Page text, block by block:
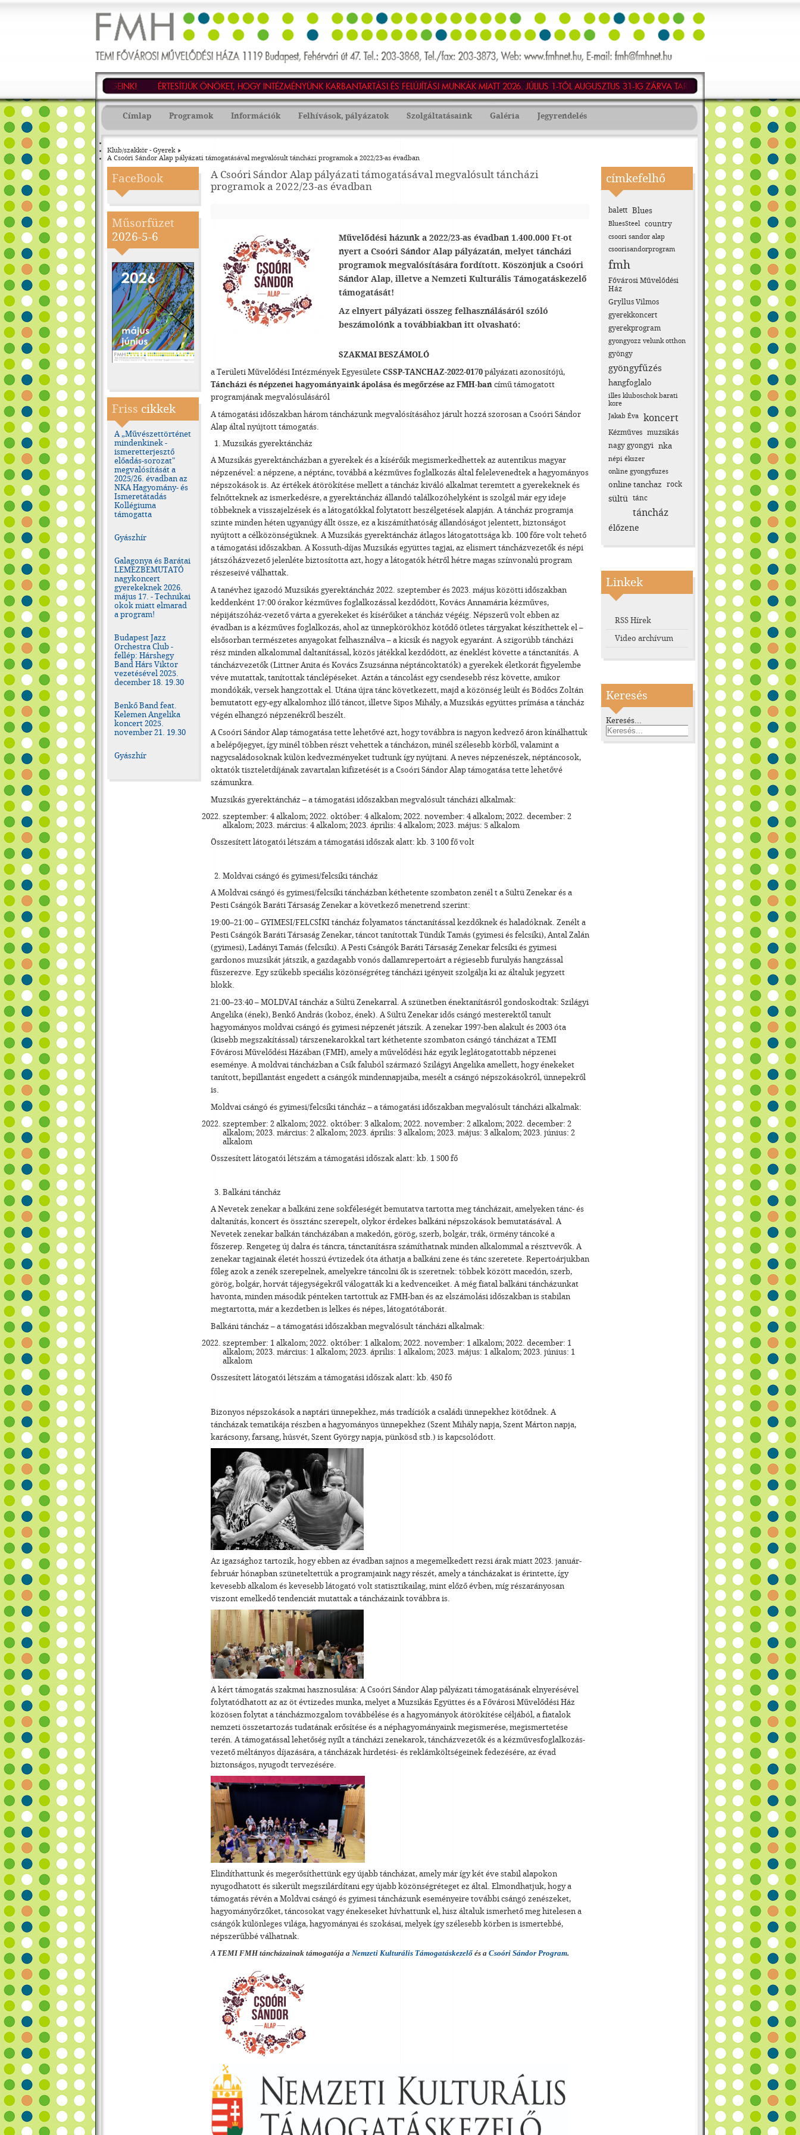
Fővárosi
Művelődési
Háza
-
1119
Budapest,
Fehérvári
út
47.
Tel.:
203-
3868,
Tel./fax:
203-
3873,
E-
fmh@fmhnet.hu
KEDVES VENDÉGEINK! ÉRTESÍTJÜK ÖNÖKET, HOGY INTÉZMÉNYÜNK KARBANTARTÁSI ÉS FELÚJÍTÁSI MUNKÁK MIATT 2026. JÚLIUS 1-TŐL AUGUSZTUS 31-IG ZÁRVA TART!
Címlap Programok Információk Felhívások, pályázatok Szolgáltatásaink Galéria Jegyrendelés
Klub/szakkör - Gyerek
A Csoóri Sándor Alap pályázati támogatásával megvalósult táncházi programok a 2022/23-as évadban
FaceBook
Műsorfüzet
2026-5-6
Friss cikkek
A „Művészettörténet
mindenkinek -
ismeretterjesztő
előadás-sorozat"
megvalósítását a
2025/26. évadban az
NKA Hagyomány- és
Ismeretátadás
Kollégiuma
támogatta
Gyászhír
Galagonya és Barátai
LEMEZBEMUTATÓ
nagykoncert
gyerekeknek 2026.
május 17. - Technikai
okok miatt elmarad
a program!
Budapest Jazz
Orchestra Club -
fellép: Hárshegy
Band Hárs Viktor
vezetésével 2025.
december 18. 19.30
Benkő Band feat.
Kelemen Angelika
koncert 2025.
november 21. 19.30
Gyászhír
A Csoóri Sándor Alap pályázati támogatásával megvalósult táncházi
programok a 2022/23-as évadban
Művelődési házunk a 2022/23-as évadban 1.400.000 Ft-ot
nyert a Csoóri Sándor Alap pályázatán, melyet táncházi
programok megvalósítására fordított. Köszönjük a Csoóri
Sándor Alap, illetve a Nemzeti Kulturális Támogatáskezelő
támogatását!
Az elnyert pályázati összeg felhasználásáról szóló
beszámolónk a továbbiakban itt olvasható:
SZAKMAI BESZÁMOLÓ
a Területi Művelődési Intézmények Egyesülete CSSP-TANCHAZ-2022-0170 pályázati azonosítójú,
Táncházi és népzenei hagyományaink ápolása és megőrzése az FMH-ban című támogatott
programjának megvalósulásáról
A támogatási időszakban három táncházunk megvalósításához járult hozzá szorosan a Csoóri Sándor
Alap által nyújtott támogatás.
Muzsikás gyerektáncház
A Muzsikás gyerektáncházban a gyerekek és a kísérőik megismerkedhettek az autentikus magyar
népzenével: a népzene, a néptánc, továbbá a kézműves foglalkozás által felelevenedtek a hagyományos
népszokások is. Az értékek átörökítése mellett a táncház kiváló alkalmat teremtett a gyerekeknek és
felnőtteknek az ismerkedésre, a gyerektáncház állandó találkozóhelyként is szolgál már egy ideje
többeknek a visszajelzések és a látogatókkal folytatott beszélgetések alapján. A táncház programja
szinte minden héten ugyanúgy állt össze, ez a kiszámíthatóság állandóságot jelentett, biztonságot
nyújtott a célközönségüknek. A Muzsikás gyerektáncház átlagos látogatottsága kb. 100 főre volt tehető
a támogatási időszakban. A Kossuth-díjas Muzsikás együttes tagjai, az elismert táncházvezetők és népi
játszóházvezető jelenléte biztosította azt, hogy a látogatók hétről hétre magas színvonalú program
részeseivé válhattak.
A tanévhez igazodó Muzsikás gyerektáncház 2022. szeptember és 2023. május közötti időszakban
keddenként 17:00 órakor kézműves foglalkozással kezdődött, Kovács Annamária kézműves,
népijátszóház-vezető várta a gyerekeket és kísérőiket a táncház végéig. Népszerű volt ebben az
évadban is a kézműves foglalkozás, ahol az ünnepkörökhöz kötődő ötletes tárgyakat készíthettek el –
elsősorban természetes anyagokat felhasználva – a kicsik és nagyok egyaránt. A szigorúbb táncházi
rész minden alkalommal daltanítással, közös játékkal kezdődött, az éneklést követte a tánctanítás. A
táncházvezetők (Littner Anita és Kovács Zsuzsánna néptáncoktatók) a gyerekek életkorát figyelembe
véve mutattak, tanítottak tánclépéseket. Aztán a táncolást egy csendesebb rész követte, amikor
mondókák, versek hangzottak el. Utána újra tánc következett, majd a közönség leült és Bödőcs Zoltán
bemutatott egy-egy alkalomhoz illő táncot, illetve Sipos Mihály, a Muzsikás együttes prímása a táncház
végén elhangzó népzenékről beszélt.
A Csoóri Sándor Alap támogatása tette lehetővé azt, hogy továbbra is nagyon kedvező áron kínálhattuk
a belépőjegyet, így minél többen részt vehettek a táncházon, minél szélesebb körből, valamint a
nagycsaládosoknak külön kedvezményeket tudtunk így nyújtani. A neves népzenészek, néptáncosok,
oktatók tiszteletdíjának zavartalan kifizetését is a Csoóri Sándor Alap támogatása tette lehetővé
számunkra.
Muzsikás gyerektáncház – a támogatási időszakban megvalósult táncházi alkalmak:
szeptember: 4 alkalom; 2022. október: 4 alkalom; 2022. november: 4 alkalom; 2022. december: 2
alkalom; 2023. március: 4 alkalom; 2023. április: 4 alkalom; 2023. május: 5 alkalom
Összesített látogatói létszám a támogatási időszak alatt: kb. 3 100 fő volt
Moldvai csángó és gyimesi/felcsíki táncház
A Moldvai csángó és gyimesi/felcsíki táncházban kéthetente szombaton zenél t a Sültü Zenekar és a
Pesti Csángók Baráti Társaság Zenekar a következő menetrend szerint:
19:00–21:00 – GYIMESI/FELCSÍKI táncház folyamatos tánctanítással kezdőknek és haladóknak. Zenélt a
Pesti Csángók Baráti Társaság Zenekar, táncot tanítottak Tündik Tamás (gyimesi és felcsíki), Antal Zalán
(gyimesi), Ladányi Tamás (felcsíki). A Pesti Csángók Baráti Társaság Zenekar felcsíki és gyimesi
gardonos muzsikát játszik, a gazdagabb vonós dallamrepertoárt a régiesebb furulyás hangzással
fűszerezve. Egy szűkebb speciális közönségréteg táncházi igényeit szolgálja ki az általuk jegyzett
blokk.
21:00–23:40 – MOLDVAI táncház a Sültü Zenekarral. A szünetben énektanításról gondoskodtak: Szilágyi
Angelika (ének), Benkő András (koboz, ének). A Sültü Zenekar idős csángó mesterektől tanult
hagyományos moldvai csángó és gyimesi népzenét játszik. A zenekar 1997-ben alakult és 2003 óta
(kisebb megszakítással) társzenekarokkal tart kéthetente szombaton csángó táncházat a TEMI
Fővárosi Művelődési Házában (FMH), amely a művelődési ház egyik leglátogatottabb népzenei
eseménye. A moldvai táncházban a Csík faluból származó Szilágyi Angelika amellett, hogy énekeket
tanított, bepillantást engedett a csángók mindennapjaiba, mesélt a csángó népszokásokról, ünnepekről
is.
Moldvai csángó és gyimesi/felcsíki táncház – a támogatási időszakban megvalósult táncházi alkalmak:
szeptember: 2 alkalom; 2022. október: 3 alkalom; 2022. november: 2 alkalom; 2022. december: 2
alkalom; 2023. március: 2 alkalom; 2023. április: 3 alkalom; 2023. május: 3 alkalom; 2023. június: 2
alkalom
Összesített látogatói létszám a támogatási időszak alatt: kb. 1 500 fő
Balkáni táncház
A Nevetek zenekar a balkáni zene sokféleségét bemutatva tartotta meg táncházait, amelyeken tánc- és
daltanítás, koncert és össztánc szerepelt, olykor érdekes balkáni népszokások bemutatásával. A
Nevetek zenekar balkán táncházában a makedón, görög, szerb, bolgár, trák, örmény táncoké a
főszerep. Rengeteg új dalra és táncra, tánctanításra számíthatnak minden alkalommal a résztvevők. A
zenekar tagjainak életét hosszú évtizedek óta áthatja a balkáni zene és tánc szeretete. Repertoárjukban
főleg azok a zenék szerepelnek, amelyekre táncolni ők is szeretnek: többek között macedón, szerb,
görög, bolgár, horvát tájegységekről válogatták ki a kedvenceiket. A még fiatal balkáni táncházunkat
havonta, minden második pénteken tartottuk az FMH-ban és az elszámolási időszakban is stabilan
megtartotta, már a kezdetben is lelkes és népes, látogatótáborát.
Balkáni táncház – a támogatási időszakban megvalósult táncházi alkalmak:
szeptember: 1 alkalom; 2022. október: 1 alkalom; 2022. november: 1 alkalom; 2022. december: 1
alkalom; 2023. március: 1 alkalom; 2023. április: 1 alkalom; 2023. május: 1 alkalom; 2023. június: 1
alkalom
Összesített látogatói létszám a támogatási időszak alatt: kb. 450 fő
Bizonyos népszokások a naptári ünnepekhez, más tradíciók a családi ünnepekhez kötődnek. A
táncházak tematikája részben a hagyományos ünnepekhez (Szent Mihály napja, Szent Márton napja,
karácsony, farsang, húsvét, Szent György napja, pünkösd stb.) is kapcsolódott.
Az igazsághoz tartozik, hogy ebben az évadban sajnos a megemelkedett rezsi árak miatt 2023. január-
február hónapban szüneteltettük a programjaink nagy részét, amely a táncházakat is érintette, így
kevesebb alkalom és kevesebb látogató volt statisztikailag, mint előző évben, míg részarányosan
viszont emelkedő tendenciát mutattak a táncházaink továbbra is.
A kért támogatás szakmai hasznosulása: A Csoóri Sándor Alap pályázati támogatásának elnyerésével
folytatódhatott az az öt évtizedes munka, melyet a Muzsikás Együttes és a Fővárosi Művelődési Ház
közösen folytat a táncházmozgalom továbbélése és a hagyományok átörökítése céljából, a fiatalok
nemzeti összetartozás tudatának erősítése és a néphagyományaink megismerése, megismertetése
terén. A támogatással lehetőség nyílt a táncházi zenekarok, táncházvezetők és a kézművesfoglalkozás-
vezető méltányos díjazására, a táncházak hirdetési- és reklámköltségeinek fedezésére, az évad
biztonságos, nyugodt tervezésére.
Elindíthattunk és megerősíthettünk egy újabb táncházat, amely már így két éve stabil alapokon
nyugodhatott és sikerült megszilárdítani egy újabb közönségréteget ez által. Elmondhatjuk, hogy a
támogatás révén a Moldvai csángó és gyimesi táncházunk eseményeire további csángó zenészeket,
hagyományőrzőket, táncosokat vagy énekeseket hívhattunk el, hisz általuk ismerhető meg hitelesen a
csángók különleges világa, hagyományai és szokásai, melyek így szélesebb körben is ismertebbé,
népszerűbbé válhatnak.
A TEMI FMH táncházainak támogatója a Nemzeti Kulturális Támogatáskezelő és a Csoóri Sándor Program.
címkefelhő
balett Blues
BluesSteel country
csoori sandor alap
csoorisandorprogram
fmh
Fővárosi Művelődési
Ház
Gryllus Vilmos
gyerekkoncert
gyerekprogram
gyongyozz velunk otthon
gyöngy
gyöngyfűzés
hangfoglalo
illes kluboschok barati
kore
Jakab Éva
koncert
Kézműves muzsikás
nagy gyongyi nka
népi ékszer
online gyongyfuzes
online tanchaz rock
sültü tánc
táncház
élőzene
Linkek
RSS Hírek
Video archívum
Keresés
Keresés...